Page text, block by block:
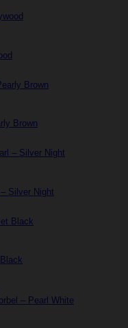
Brown
Silver Night